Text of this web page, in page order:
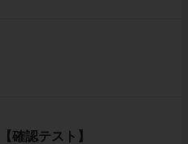
確認テスト】